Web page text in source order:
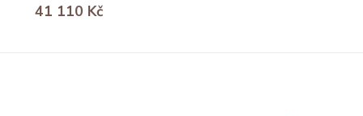
41 110 Kč